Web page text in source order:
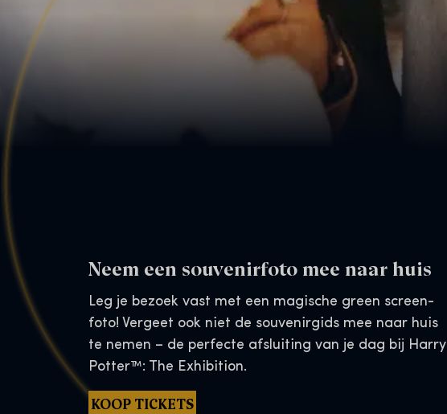
Neem een souvenirfoto mee naar huis
Leg je bezoek vast met een magische green screen-
foto! Vergeet ook niet de souvenirgids mee naar huis
te nemen – de perfecte afsluiting van je dag bij Harry
Potter™: The Exhibition.
KOOP TICKETS